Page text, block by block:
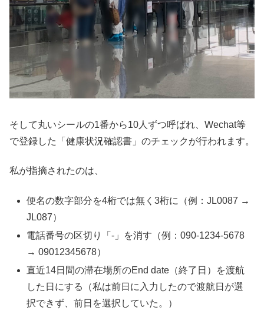
そして丸いシールの1番から10人ずつ呼ばれ、Wechat等
で登録した「健康状況確認書」のチェックが行われます。
私が指摘されたのは、
便名の数字部分を4桁では無く3桁に（例：JL0087 →
JL087）
電話番号の区切り「-」を消す（例：090-1234-5678
→ 09012345678）
直近14日間の滞在場所のEnd date（終了日）を渡航
した日にする（私は前日に入力したので渡航日が選
択できず、前日を選択していた。）